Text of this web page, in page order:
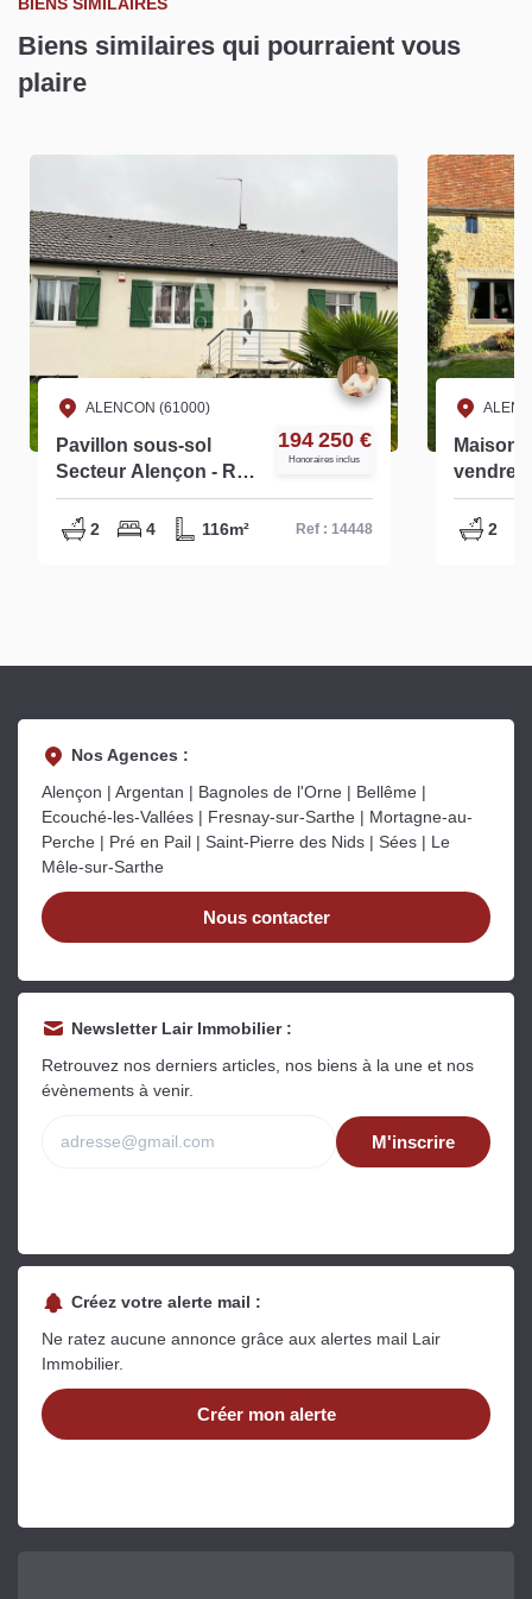
BIENS SIMILAIRES
Biens similaires qui pourraient vous
plaire
ALENCON (61000)
Pavillon sous-sol
Secteur Alençon - Réf
14448
194 250 €
Honoraires inclus
2 4 116m² Ref : 14448
Maison
vendre
sud
14126
2
Nos Agences :
Alençon | Argentan | Bagnoles de l'Orne | Bellême |
Ecouché-les-Vallées | Fresnay-sur-Sarthe | Mortagne-au-
Perche | Pré en Pail | Saint-Pierre des Nids | Sées | Le
Mêle-sur-Sarthe
Nous contacter
Newsletter Lair Immobilier :
Retrouvez nos derniers articles, nos biens à la une et nos
évènements à venir.
M'inscrire
Créez votre alerte mail :
Ne ratez aucune annonce grâce aux alertes mail Lair
Immobilier.
Créer mon alerte